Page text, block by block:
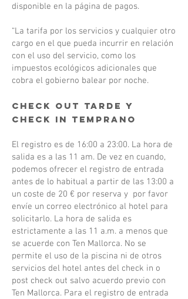
disponible en la página de pagos.
“La tarifa por los servicios y cualquier otro
cargo en el que pueda incurrir en relación
con el uso del servicio, como los
impuestos ecológicos adicionales que
cobra el gobierno balear por noche.
CHECK OUT TARDE Y
CHECK IN TEMPRANO
El registro es de 16:00 a 23:00. La hora de
salida es a las 11 am. De vez en cuando,
podemos ofrecer el registro de entrada
antes de lo habitual a partir de las 13:00 a
un coste de 20 € por reserva y por favor
envíe un correo electrónico al hotel para
solicitarlo. La hora de salida es
estrictamente a las 11 a.m. a menos que
se acuerde con Ten Mallorca. No se
permite el uso de la piscina ni de otros
servicios del hotel antes del check in o
post check out salvo acuerdo previo con
Ten Mallorca. Para el registro de entrada